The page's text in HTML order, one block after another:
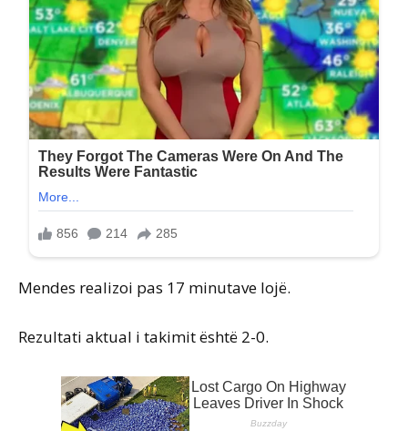
Mendes realizoi pas 17 minutave lojë.
Rezultati aktual i takimit është 2-0.